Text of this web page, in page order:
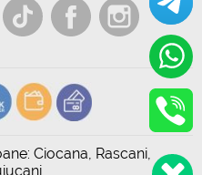
Ciocana, Rascani,